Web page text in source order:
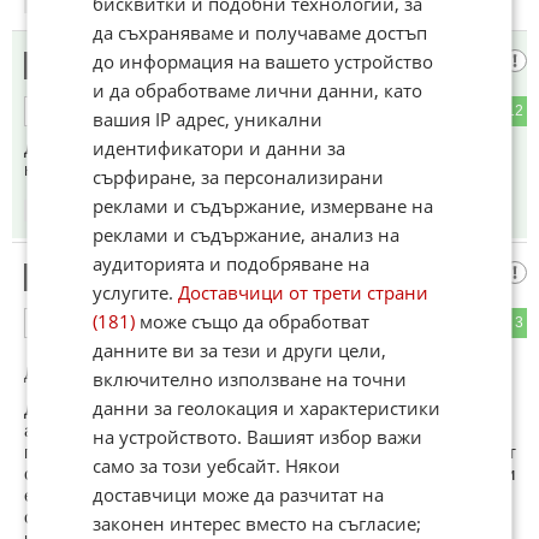
Овчар
12
Дони отива за редки метали които в момента имат само
китайците иначе ще остане без бомби и Иран ще го дупи..!
12.05.2026
гост
3
ОТГОВОР
До коментар#8от "Читател":
Да , Китай е на хиляди години , по-точно около 5 хиляди ,
ако трябва да сме точни , и НИКОГА през тези 5 хиляди
години НЕ Е БИЛ ИМПЕРИЯ и даже не е владеел никоя от
съседните си държави , напротив , той самия няколко пъти
е бил завладяван и управляван от други народи , основно
от север и запад , откъдето и идва дълбоката омраза и
да съхраняваме и получаваме достъп
до информация на вашето устройство
и да обработваме лични данни, като
вашия IP адрес, уникални
идентификатори и данни за
сърфиране, за персонализирани
реклами и съдържание, измерване на
реклами и съдържание, анализ на
аудиторията и подобряване на
услугите.Доставчици от трети страни
(181) може също да обработват
данните ви за тези и други цели,
включително използване на точни
данни за геолокация и характеристики
на устройството. Вашият избор важи
само за този уебсайт. Някои
доставчици може да разчитат на
законен интерес вместо на съгласие;